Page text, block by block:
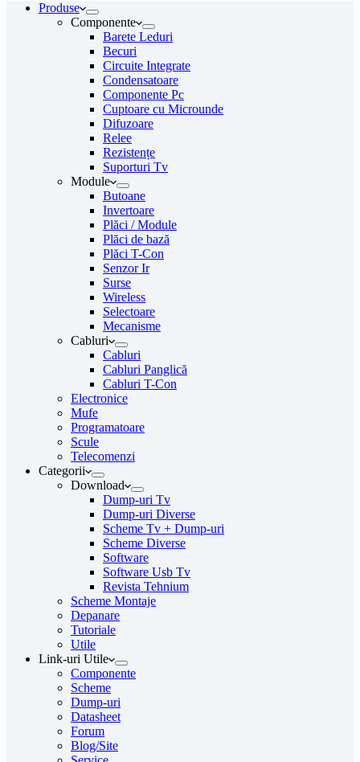
Produse
Componente
Barete Leduri
Becuri
Circuite Integrate
Condensatoare
Componente Pc
Cuptoare cu Microunde
Difuzoare
Relee
Rezistențe
Suporturi Tv
Module
Butoane
Invertoare
Plăci / Module
Plăci de bază
Plăci T-Con
Senzor Ir
Surse
Wireless
Selectoare
Mecanisme
Cabluri
Cabluri
Cabluri Panglică
Cabluri T-Con
Electronice
Mufe
Programatoare
Scule
Telecomenzi
Categorii
Download
Dump-uri Tv
Dump-uri Diverse
Scheme Tv + Dump-uri
Scheme Diverse
Software
Software Usb Tv
Revista Tehnium
Scheme Montaje
Depanare
Tutoriale
Utile
Link-uri Utile
Componente
Scheme
Dump-uri
Datasheet
Forum
Blog/Site